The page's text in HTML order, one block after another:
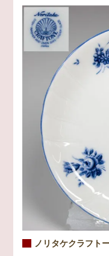
ノリタケクラフト